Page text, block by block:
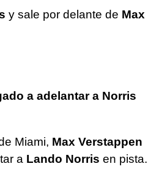
y sale por delante de Max
a adelantar a Norris
Miami, Max Verstappen
a Lando Norris en pista.